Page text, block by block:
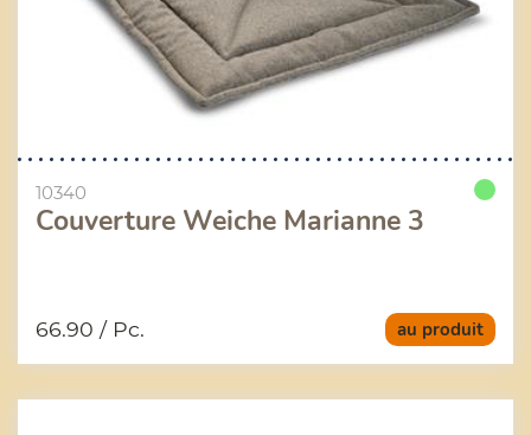
10340
Couverture Weiche Marianne 3
au produit
66.90 / Pc.